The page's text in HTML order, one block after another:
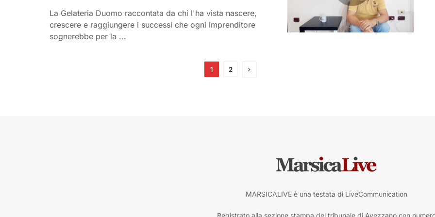
La Gelateria Duomo raccontata da chi l'ha vista nascere,
crescere e raggiungere i successi che ogni imprenditore
sognerebbe per la ...
1 2
MARSICALIVE è una testata di LiveCommunication
Registrato alla sezione stampa del tribunale di Avezzano con